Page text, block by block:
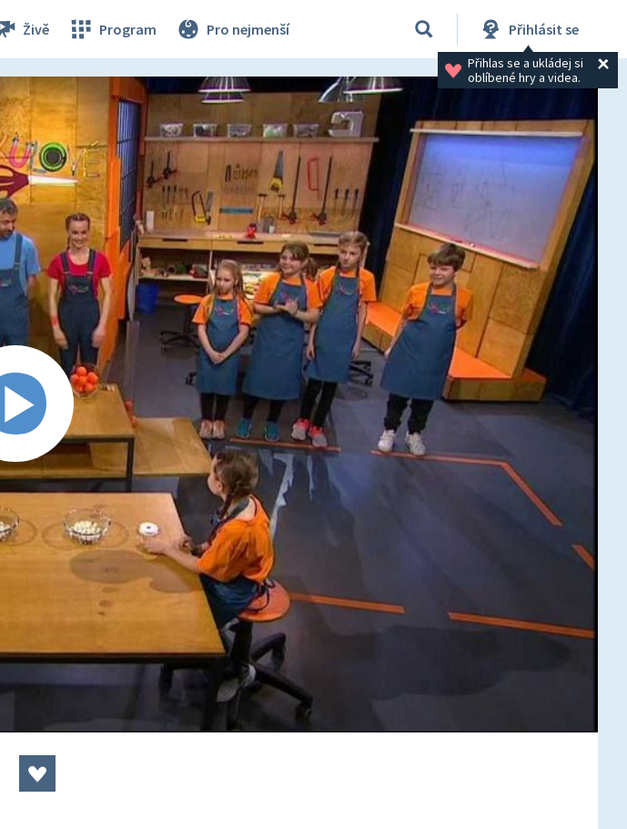
Živě Program Pro nejmenší Přihlásit se
Přihlas se a ukládej si
oblíbené hry a videa.